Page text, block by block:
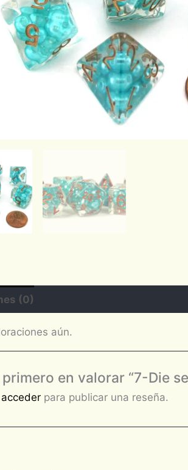
(0)
aún.
primero en valorar “7-Die
acceder para publicar una reseña.